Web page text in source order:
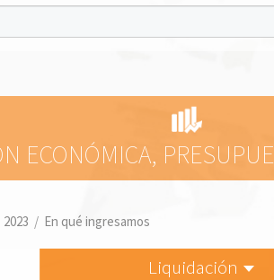
ECONÓMICA,
2023 / En qué ingresamos
Liquidación